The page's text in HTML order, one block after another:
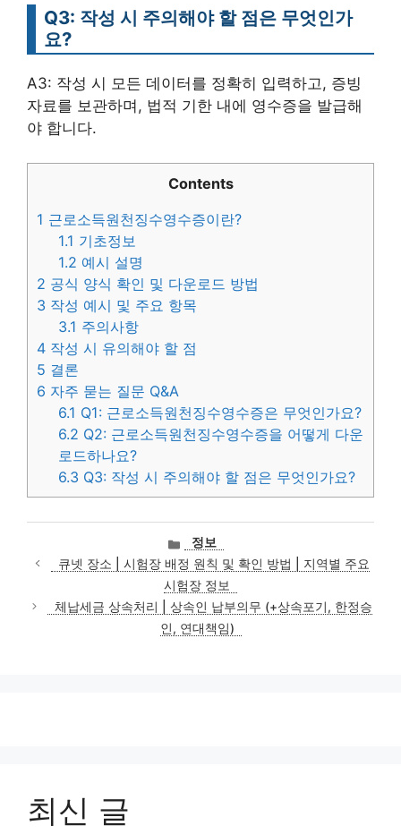
Q3: 작성 시 주의해야 할 점은 무엇인가
요?
A3: 작성 시 모든 데이터를 정확히 입력하고, 증빙
자료를 보관하며, 법적 기한 내에 영수증을 발급해
야 합니다.
Contents
1 근로소득원천징수영수증이란?
1.1 기초정보
1.2 예시 설명
2 공식 양식 확인 및 다운로드 방법
3 작성 예시 및 주요 항목
3.1 주의사항
4 작성 시 유의해야 할 점
5 결론
6 자주 묻는 질문 Q&A
6.1 Q1: 근로소득원천징수영수증은 무엇인가요?
6.2 Q2: 근로소득원천징수영수증을 어떻게 다운
로드하나요?
6.3 Q3: 작성 시 주의해야 할 점은 무엇인가요?
카
테
고
리
정보
큐넷 장소 | 시험장 배정 원칙 및 확인 방법 | 지역별 주요
시험장 정보
체납세금 상속처리 | 상속인 납부의무 (+상속포기, 한정승
인, 연대책임)
최신 글